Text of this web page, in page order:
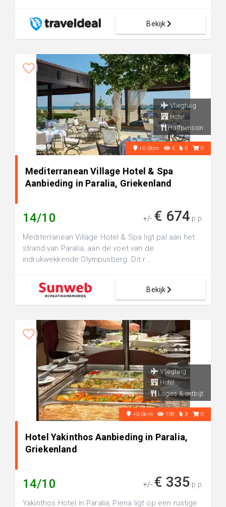
Bekijk
Vliegtuig
Hotel
Halfpension
+0.0km 4 0 0
Mediterranean Village Hotel & Spa
Aanbieding in Paralia, Griekenland
14/10 +/- € 674 p.p.
Mediterranean Village Hotel & Spa ligt pal aan het
strand van Paralia, aan de voet van de
indrukwekkende Olympusberg. Dit r...
Bekijk
Vliegtuig
Hotel
Logies & ontbijt
+0.0km 108 3 0
Hotel Yakinthos Aanbieding in Paralia,
Griekenland
14/10 +/- € 335 p.p.
Yakinthos Hotel in Paralia, Pieria ligt op een rustige